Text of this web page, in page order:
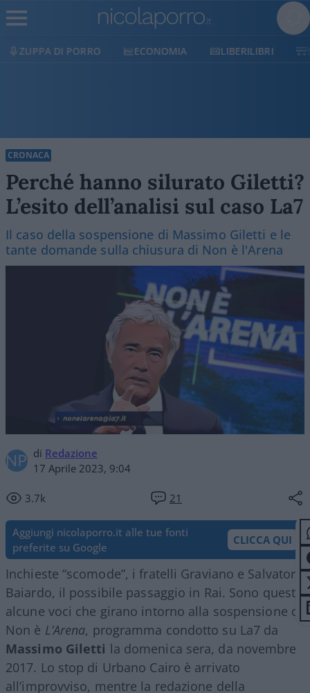
ECONOMIA LIBERILIBRI SHOP SOSTIENICI
CRONACA
Perché hanno silurato Giletti?
L’esito dell’analisi sul caso La7
Il caso della sospensione di Massimo Giletti e le
tante domande sulla chiusura di Non è l'Arena
di Redazione
17 Aprile 2023, 9:04
3.7k 21
Aggiungi nicolaporro.it alle tue fonti
preferite su Google
CLICCA QUI
Inchieste “scomode”, i fratelli Graviano e Salvatore
Baiardo, il possibile passaggio in Rai. Sono queste
alcune voci che girano intorno alla sospensione di
Non è L’Arena, programma condotto su La7 da
Massimo Giletti la domenica sera, da novembre
2017. Lo stop di Urbano Cairo è arrivato
all’improvviso, mentre la redazione della